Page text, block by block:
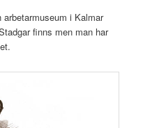
i Kalmar
finns men man har